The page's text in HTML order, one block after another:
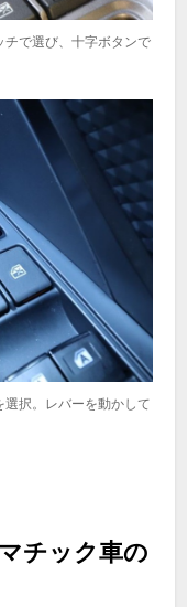
で選び、十字ボタンで
択。レバーを動かして
チック車の